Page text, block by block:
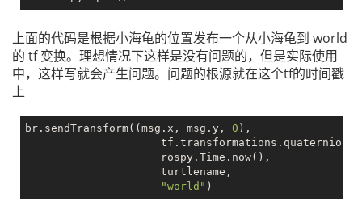
上面的代码是根据小海龟的位置发布一个从小海龟到 world
的 tf 变换。理想情况下这样是没有问题的，但是实际使用
中，这样写就会产生问题。问题的根源就在这个tf的时间戳
上
br.sendTransform((msg.x, msg.y, 0 ),
                     rospy.Time.now(),
                     turtlename,
"world"